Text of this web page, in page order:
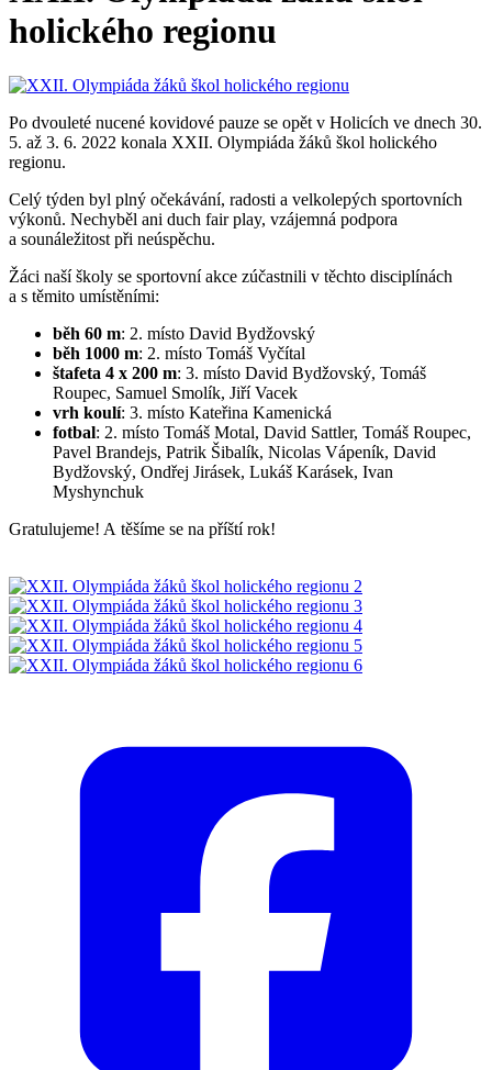
holického regionu
Po dvouleté nucené kovidové pauze se opět v Holicích ve dnech 30.
5. až 3. 6. 2022 konala XXII. Olympiáda žáků škol holického
regionu.
Celý týden byl plný očekávání, radosti a velkolepých sportovních
výkonů. Nechyběl ani duch fair play, vzájemná podpora
a sounáležitost při neúspěchu.
Žáci naší školy se sportovní akce zúčastnili v těchto disciplínách
a s těmito umístěními:
běh 60 m: 2. místo David Bydžovský
běh 1000 m: 2. místo Tomáš Vyčítal
štafeta 4 x 200 m: 3. místo David Bydžovský, Tomáš
Roupec, Samuel Smolík, Jiří Vacek
vrh koulí: 3. místo Kateřina Kamenická
fotbal: 2. místo Tomáš Motal, David Sattler, Tomáš Roupec,
Pavel Brandejs, Patrik Šibalík, Nicolas Vápeník, David
Bydžovský, Ondřej Jirásek, Lukáš Karásek, Ivan
Myshynchuk
Gratulujeme! A těšíme se na příští rok!